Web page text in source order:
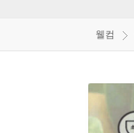
웰컴